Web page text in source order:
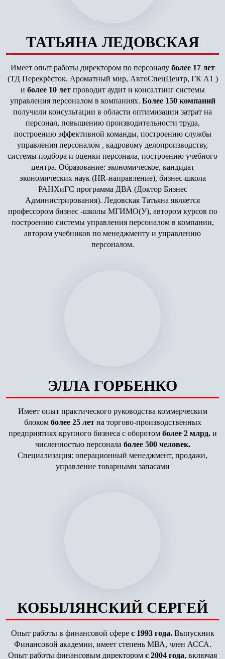
ТАТЬЯНА ЛЕДОВСКАЯ
Имеет опыт работы директором по персоналу более 17 лет
(ТД Перекрёсток, Ароматный мир, АвтоСпецЦентр, ГК А1 )
и более 10 летпроводит аудит и консалтинг системы
управления персоналом в компаниях. Более 150 компаний
получили консультации в области оптимизации затрат на
персонал, повышению производительности труда,
построению эффективной команды, построению службы
управления персоналом , кадровому делопроизводству,
системы подбора и оценки персонала, построению учебного
центра. Образование: экономическое, кандидат
экономических наук (HR-направление), бизнес-школа
РАНХиГС программа ДВА (Доктор Бизнес
Администрирования). Ледовская Татьяна является
профессором бизнес -школы МГИМО(У), автором курсов по
построению системы управления персоналом в компании,
автором учебников по менеджменту и управлению
персоналом.
ЭЛЛА ГОРБЕНКО
Имеет опыт практического руководства коммерческим
блоком более 25 летна торгово-производственных
предприятиях крупного бизнеса с оборотом более 2 млрд.и
численностью персонала более 500 человек.
Специализация: операционный менеджмент, продажи,
управление товарными запасами
КОБЫЛЯНСКИЙ СЕРГЕЙ
Опыт работы в финансовой сфере с 1993 года.Выпускник
Финансовой академии, имеет степень МВА, член АССА.
Опыт работы финансовым директором с 2004 года, включая